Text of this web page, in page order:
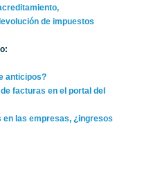
de impuestos
anticipos?
facturas en el portal del
en las empresas, ¿ingresos